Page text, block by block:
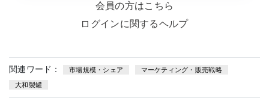
会員の方はこちら
ログインに関するヘルプ
関連ワード： 市場規模・シェア マーケティング・販売戦略
大和製罐